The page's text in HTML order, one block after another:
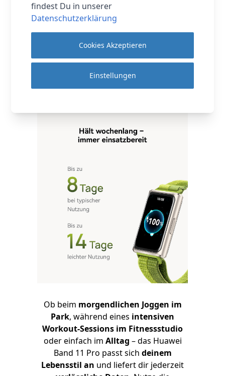
Ob beim morgendlichen Joggen im
Park, während eines intensiven
Workout-Sessions im Fitnessstudio
oder einfach im Alltag – das Huawei
Band 11 Pro passt sich deinem
Lebensstil an und liefert dir jederzeit
findest Du in unserer
Datenschutzerklärung
Cookies Akzeptieren
Einstellungen